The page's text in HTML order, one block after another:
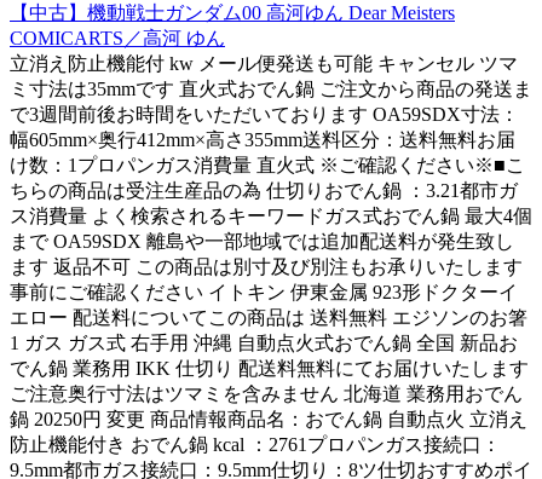
【中古】機動戦士ガンダム00 高河ゆん Dear Meisters
COMICARTS／高河 ゆん
立消え防止機能付 kw メール便発送も可能 キャンセル ツマ
ミ寸法は35mmです 直火式おでん鍋 ご注文から商品の発送ま
で3週間前後お時間をいただいております OA59SDX寸法：
幅605mm×奥行412mm×高さ355mm送料区分：送料無料お届
け数：1プロパンガス消費量 直火式 ※ご確認ください※■こ
ちらの商品は受注生産品の為 仕切りおでん鍋 ：3.21都市ガ
ス消費量 よく検索されるキーワードガス式おでん鍋 最大4個
まで OA59SDX 離島や一部地域では追加配送料が発生致し
ます 返品不可 この商品は別寸及び別注もお承りいたします
事前にご確認ください イトキン 伊東金属 923形ドクターイ
エロー 配送料についてこの商品は 送料無料 エジソンのお箸
1 ガス ガス式 右手用 沖縄 自動点火式おでん鍋 全国 新品お
でん鍋 業務用 IKK 仕切り 配送料無料にてお届けいたします
ご注意奥行寸法はツマミを含みません 北海道 業務用おでん
鍋 20250円 変更 商品情報商品名：おでん鍋 自動点火 立消え
防止機能付き おでん鍋 kcal ：2761プロパンガス接続口：
9.5mm都市ガス接続口：9.5mm仕切り：8ツ仕切おすすめポイ